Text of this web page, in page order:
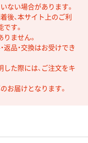
ない場合があります。
後、本サイト上のご利
す。
ません。
返品・交換はお受けでき
た際には、ご注文をキ
お届けとなります。